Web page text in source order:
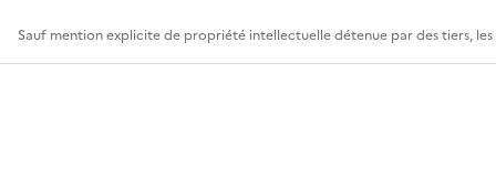
Sauf mention explicite de propriété intellectuelle détenue par des tiers,